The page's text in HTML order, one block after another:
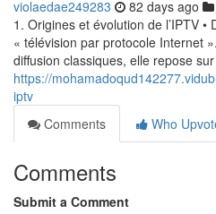
violaedae249283 82 days ago
1. Origines et évolution de l’IPTV
« télévision par protocole Internet
diffusion classiques, elle repose
https://
iptv
Comments
Who
Comments
Submit a Comment